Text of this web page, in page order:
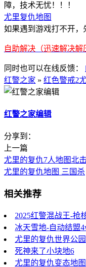
障，技术无忧！！！
尤里复仇地图
如果遇到游戏打不开，
自助解决（迅速解决解
同时也可以在线反馈：
红警之家 » 红色警戒2
红警之家编辑
分享到：
上一篇
尤里的复仇7人地图北
尤里的复仇地图 三国杀
相关推荐
2025红警混战王-抢
冰天雪地-自动结盟
尤里的复仇世界公
死神来了小块地6
尤里的复仇变态地